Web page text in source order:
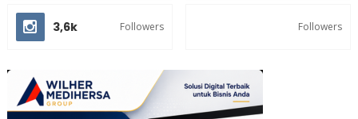
3,6k Followers Followers